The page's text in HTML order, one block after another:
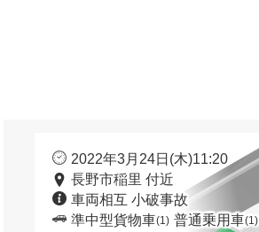
2022年3月24日(木)11:20
長野市稲里 付近
車両相互 小破事故
準中型貨物車(1) 普通乗用車(1)